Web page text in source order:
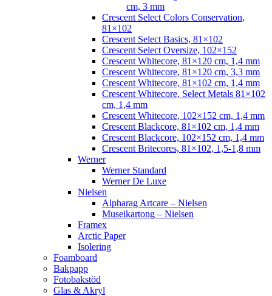
cm, 3 mm
Crescent Select Colors Conservation,
81×102
Crescent Select Basics, 81×102
Crescent Select Oversize, 102×152
Crescent Whitecore, 81×120 cm, 1,4 mm
Crescent Whitecore, 81×120 cm, 3,3 mm
Crescent Whitecore, 81×102 cm, 1,4 mm
Crescent Whitecore, Select Metals 81×102
cm, 1,4 mm
Crescent Whitecore, 102×152 cm, 1,4 mm
Crescent Blackcore, 81×102 cm, 1,4 mm
Crescent Blackcore, 102×152 cm, 1,4 mm
Crescent Britecores, 81×102, 1,5-1,8 mm
Werner
Werner Standard
Werner De Luxe
Nielsen
Alpharag Artcare – Nielsen
Museikartong – Nielsen
Framex
Arctic Paper
Isolering
Foamboard
Bakpapp
Fotobakstöd
Glas & Akryl